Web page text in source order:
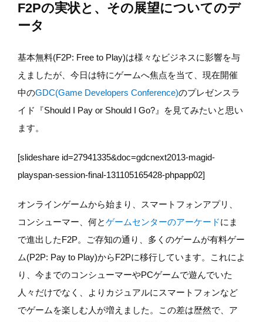
F2Pの実状と、その展望についてのデ
ータ
基本無料(F2P: Free to Play)は様々なビジネスに影響を与
えましたが、今日は特にゲームへ焦点を当て、現在開催
中のGDC(Game Developers Conference)のプレゼンスラ
イド『Should I Pay or Should I Go?』を見てみたいと思い
ます。
[slideshare id=27941335&doc=gdcnext2013-magid-
playspan-session-final-131105165428-phpapp02]
オンラインゲームから始まり、スマートフォンアプリ、
コンシューマー、何とゲームセンターのアーケードにま
で進出したF2P。ご存知の通り、多くのゲームが有料ゲー
ム(P2P: Pay to Play)からF2Pに移行しています。これによ
り、今までのコンシューマーやPCゲームで遊んでいた
人々だけでなく、よりカジュアルにスマートフォンなど
でゲームを楽しむ人が増えました。この差は歴然で、ア